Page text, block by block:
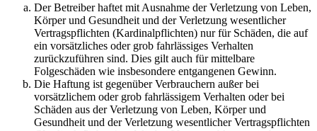
Der Betreiber haftet mit Ausnahme der Verletzung von Leben,
Körper und Gesundheit und der Verletzung wesentlicher
Vertragspflichten (Kardinalpflichten) nur für Schäden, die auf
ein vorsätzliches oder grob fahrlässiges Verhalten
zurückzuführen sind. Dies gilt auch für mittelbare
Folgeschäden wie insbesondere entgangenen Gewinn.
Die Haftung ist gegenüber Verbrauchern außer bei
vorsätzlichem oder grob fahrlässigem Verhalten oder bei
Schäden aus der Verletzung von Leben, Körper und
Gesundheit und der Verletzung wesentlicher Vertragspflichten